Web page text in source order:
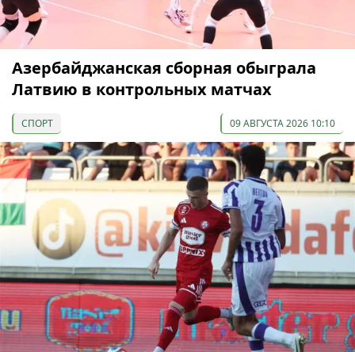
Азербайджанская сборная обыграла
Латвию в контрольных матчах
СПОРТ 09 АВГУСТА 2026 10:10